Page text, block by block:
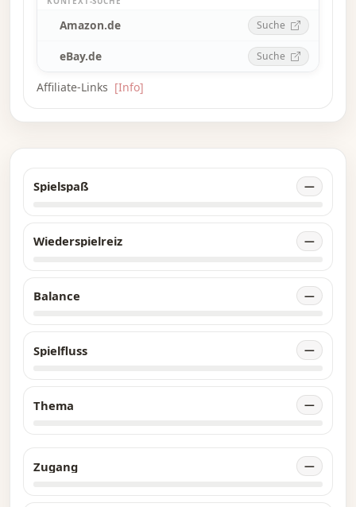
Amazon.de Suche
eBay.de Suche
Affiliate-Links [Info]
Spielspaß —
Wiederspielreiz —
Balance —
Spielfluss —
Thema —
Zugang —